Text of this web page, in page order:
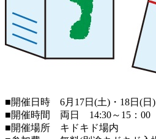
■開催日時 6月17日(土)・18日(日)
■開催時間 両日 14:30～15：00
■開催場所 キドキド場内